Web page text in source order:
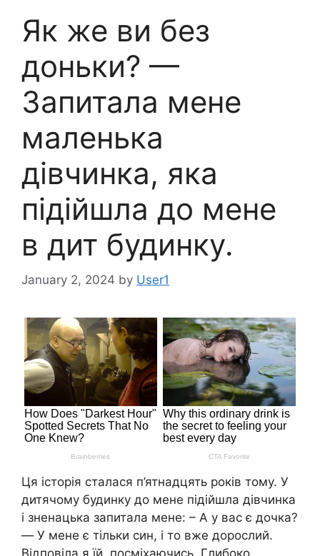
Як же ви без
доньки? —
Запитала мене
маленька
дівчинка, яка
підійшла до мене
в дит будинку.
January 2, 2024 by User1
Ця історія сталася п’ятнадцять років тому. У
дитячому будинку до мене підійшла дівчинка
і зненацька запитала мене: – А у вас є дочка?
— У мене є тільки син, і то вже дорослий.
Відповіла я їй, посміхаючись. Глибоко